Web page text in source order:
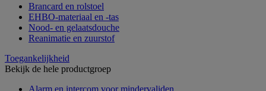
Brancard en rolstoel
EHBO-materiaal en -tas
Nood- en gelaatsdouche
Reanimatie en zuurstof
Toegankelijkheid
Bekijk de hele productgroep
Alarm en intercom voor mindervaliden